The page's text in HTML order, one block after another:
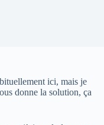
ici, mais je
donne la solution, ça